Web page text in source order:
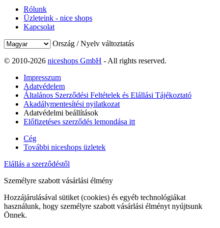
Rólunk
Üzleteink - nice shops
Kapcsolat
Ország / Nyelv változtatás
© 2010-2026 niceshops GmbH - All rights reserved.
Impresszum
Adatvédelem
Általános Szerződési Feltételek és Elállási Tájékoztató
Akadálymentesítési nyilatkozat
Adatvédelmi beállítások
Előfizetéses szerződés lemondása itt
Cég
További niceshops üzletek
Elállás a szerződéstől
Személyre szabott vásárlási élmény
Hozzájárulásával sütiket (cookies) és egyéb technológiákat
használunk, hogy személyre szabott vásárlási élményt nyújtsunk
Önnek.